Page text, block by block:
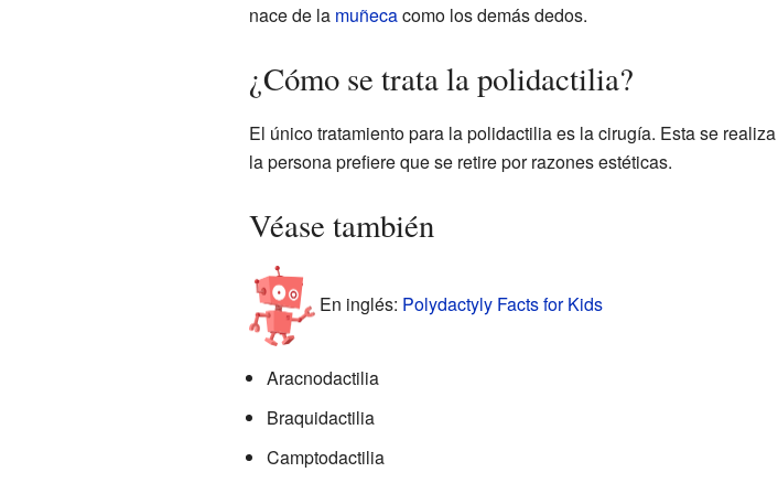
nace de la muñecacomo los demás dedos.
¿Cómo se trata la polidactilia?
El único tratamiento para la polidactilia es la cirugía. Esta se
la persona prefiere que se retire por razones estéticas.
Véase también
En inglés: Polydactyly Facts for Kids
Aracnodactilia
Braquidactilia
Camptodactilia